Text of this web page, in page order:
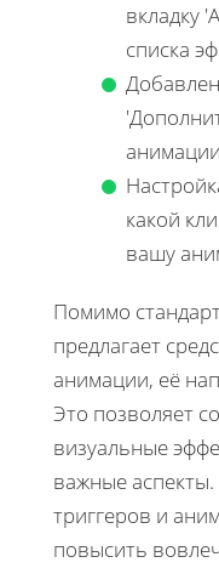
вкладку
списка
какой
вашу
Помимо
предлагает
анимации, её
Это позволяет
визуальные
важные
триггеров и
повысить